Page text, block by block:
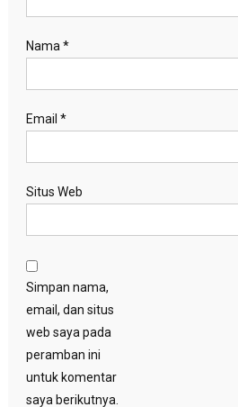
Nama *
Email *
Situs Web
Simpan nama,
email, dan situs
web saya pada
peramban ini
untuk komentar
saya berikutnya.